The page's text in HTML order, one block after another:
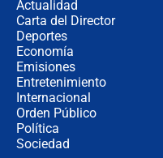
Actualidad
Carta del Director
Deportes
Economía
Emisiones
Entretenimiento
Internacional
Orden Público
Política
Sociedad